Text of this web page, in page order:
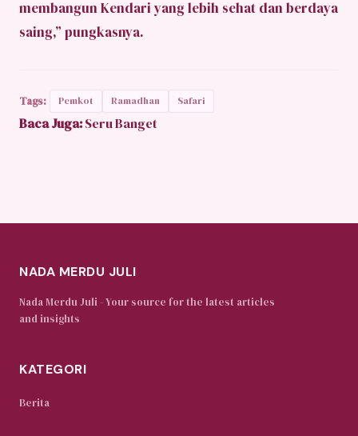
membangun Kendari yang lebih sehat dan berdaya
saing,” pungkasnya.
Tags: Pemkot Ramadhan Safari
Baca Juga:Seru Banget
NADA MERDU JULI
Nada Merdu Juli - Your source for the latest articles
and insights
KATEGORI
Berita